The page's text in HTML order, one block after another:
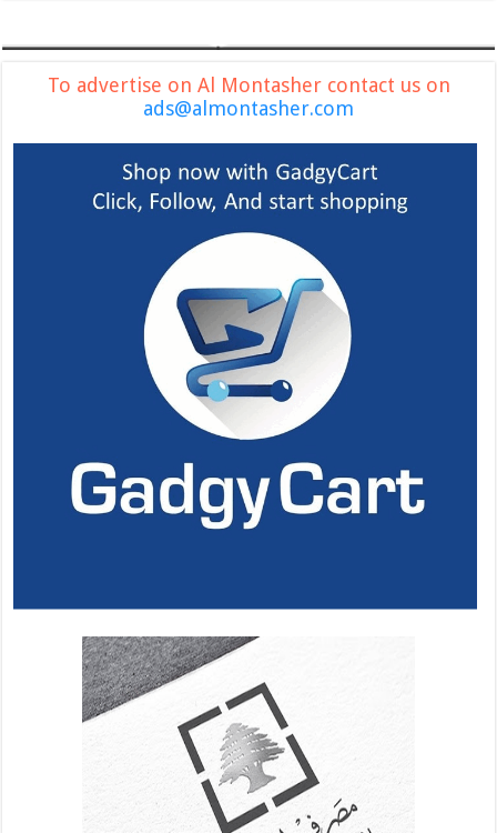
To advertise on Al Montasher contact us on
ads@almontasher.com